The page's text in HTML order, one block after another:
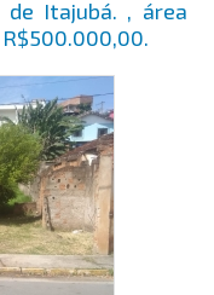
de Itajubá. , área